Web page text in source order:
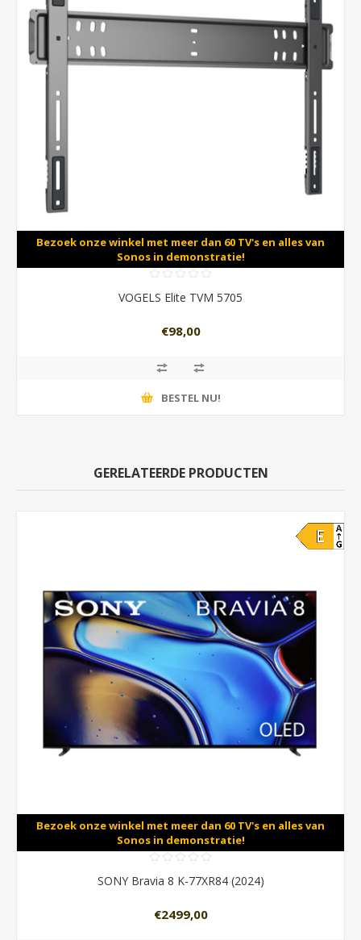
Bezoek onze winkel met meer dan 60 TV's en alles van
Sonos in demonstratie!
VOGELS Elite TVM 5705
€98,00
BESTEL NU!
GERELATEERDE PRODUCTEN
Bezoek onze winkel met meer dan 60 TV's en alles van
Sonos in demonstratie!
SONY Bravia 8 K-77XR84 (2024)
€2499,00